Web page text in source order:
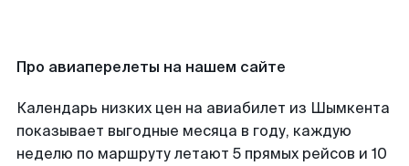
Про авиаперелеты на нашем сайте
Календарь низких цен на авиабилет из Шымкента
показывает выгодные месяца в году, каждую
неделю по маршруту летают 5 прямых рейсов и 10